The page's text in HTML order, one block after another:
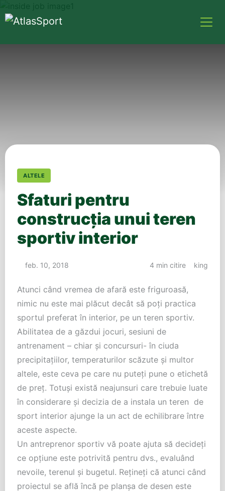
ALTELE
Sfaturi pentru
construcția unui teren
sportiv interior
feb. 10, 2018 4 min citire king
Atunci când vremea de afară este friguroasă,
nimic nu este mai plăcut decât să poți practica
sportul preferat în interior, pe un teren sportiv.
Abilitatea de a găzdui jocuri, sesiuni de
antrenament – chiar și concursuri- în ciuda
precipitațiilor, temperaturilor scăzute și multor
altele, este ceva pe care nu puteți pune o etichetă
de preț. Totuși există neajunsuri care trebuie luate
în considerare și decizia de a instala un teren de
sport interior ajunge la un act de echilibrare între
aceste aspecte.
Un antreprenor sportiv vă poate ajuta să decideți
ce opțiune este potrivită pentru dvs., evaluând
nevoile, terenul și bugetul. Rețineți că atunci când
proiectul se află încă pe planșa de desen este